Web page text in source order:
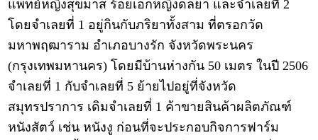
แพทย์หญิงสุขมาส ร้อยเอกหญิงดลยา และจำเลยที่ 2
โดยจำเลยที่ 1 อยู่กินกับภริยาทั้งสาม ที่ตรอกวัด
มหาพฤฒาราม อำเภอบางรัก จังหวัดพระนคร
(กรุงเทพมหานคร) โดยมีบ้านห่างกัน 50 เมตร ในปี 2506
จำเลยที่ 1 กับจำเลยที่ 5 ย้ายไปอยู่ที่จังหวัด
สมุทรปราการ เดิมจำเลยที่ 1 ค้าขายสินค้าผลิตภัณฑ์
หนังสัตว์ เช่น หนังงู ก่อนที่จะประกอบกิจการฟาร์ม